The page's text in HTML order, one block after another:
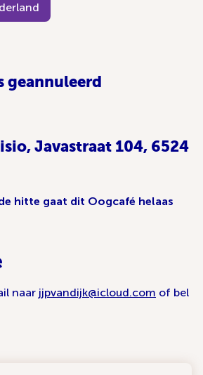
geannuleerd
Javastraat 104, 6524
hitte gaat dit Oogcafé helaas
naar jjpvandijk@icloud.com of bel